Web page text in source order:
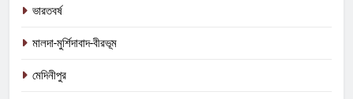
ভারতবর্ষ
মালদা-মুর্শিদাবাদ-বীরভূম
মেদিনীপুর